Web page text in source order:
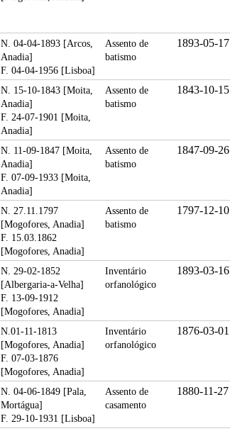
N. 04-04-1893 [Arcos,
Anadia]
F. 04-04-1956 [Lisboa]
Assento de
batismo
1893-05-17
N. 15-10-1843 [Moita,
Anadia]
F. 24-07-1901 [Moita,
Anadia]
Assento de
batismo
1843-10-15
N. 11-09-1847 [Moita,
Anadia]
F. 07-09-1933 [Moita,
Anadia]
Assento de
batismo
1847-09-26
N. 27.11.1797
[Mogofores, Anadia]
F. 15.03.1862
[Mogofores, Anadia]
Assento de
batismo
1797-12-10
N. 29-02-1852
[Albergaria-a-Velha]
F. 13-09-1912
[Mogofores, Anadia]
Inventário
orfanológico
1893-03-16
N.01-11-1813
[Mogofores, Anadia]
F. 07-03-1876
[Mogofores, Anadia]
Inventário
orfanológico
1876-03-01
N. 04-06-1849 [Pala,
Mortágua]
F. 29-10-1931 [Lisboa]
Assento de
casamento
1880-11-27